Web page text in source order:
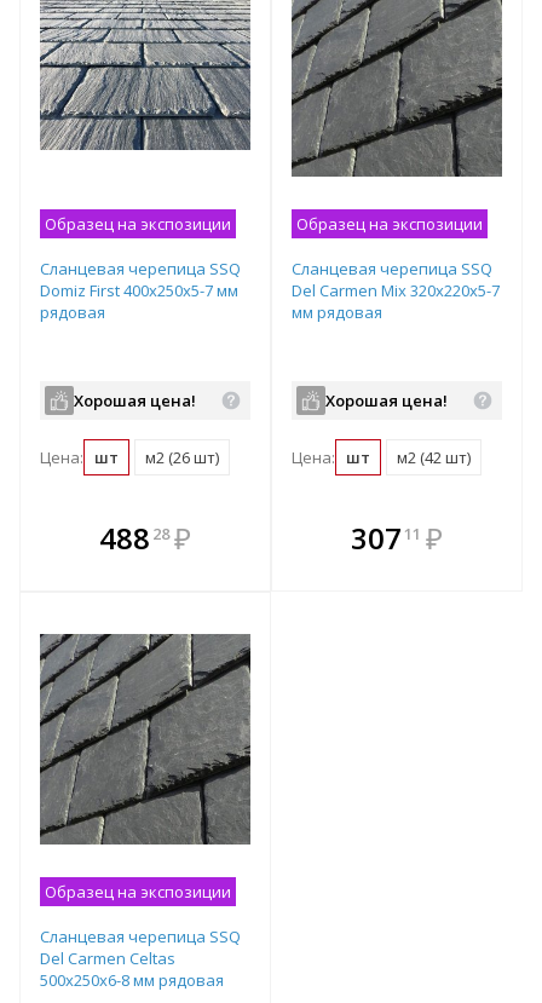
Образец на экспозиции
Сланцевая черепица SSQ
Domiz First 400x250х5-7 мм
рядовая
Хорошая цена!
Цена: шт м2 (26 шт)
488 28 ₽
В комплекте
всегда выгоднее!
Образец на экспозиции
Сланцевая черепица SSQ
Del Carmen Mix 320x220х5-7
мм рядовая
Хорошая цена!
Цена: шт м2 (42 шт)
В комплекте
всегда выгоднее!
307 11 ₽
Образец на экспозиции
Сланцевая черепица SSQ
Del Carmen Celtas
500x250х6-8 мм рядовая